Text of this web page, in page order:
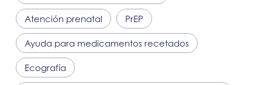
Atención prenatal PrEP
Ayuda para medicamentos recetados
Ecografía